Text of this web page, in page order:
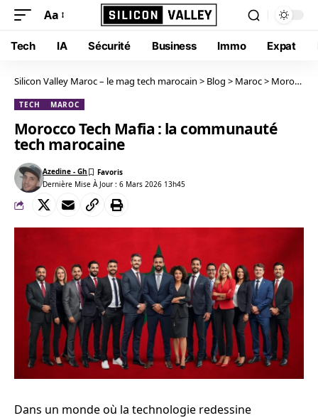
Aa
Tech IA Sécurité Business Immo Expat
Silicon Valley Maroc – le mag tech marocain > Blog > Maroc> Morocco Tech Mafia : la communauté tech marocaine
TECH MAROC
Morocco Tech Mafia : la communauté
tech marocaine
Dernière Mise À Jour : 6 Mars 2026 13h45
Azedine - Gh
Dans un monde où la technologie redessine